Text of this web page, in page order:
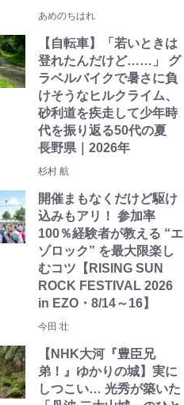
あめのちはれ
【自転車】「若いときは
登れたんだけど……」 グ
ラベルバイクで暑さに負
けそうなヒルクライム、
砂利道を疾走して少年時
代を振り返る50代の夏
長野県｜2026年
杉村 航
開催まもなくだけど駆け
込みもアリ！ 参加率
100％経験者が教える “エ
ゾロック” を最大限楽し
むコツ【RISING SUN
ROCK FESTIVAL 2026
in EZO・8/14～16】
今田 壮
【NHK大河『豊臣兄
弟！』ゆかりの城】実に
しつこい… 光秀が築いた